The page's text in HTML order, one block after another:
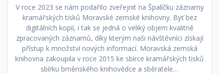
V roce 2023 se nám podařilo zveřejnit na Špalíčku záznamy
kramářských tisků Moravské zemské knihovny. Byť bez
digitálních kopií, i tak se jedná o veliký objem kvalitně
zpracovaných záznamů, díky kterým naši návštěvníci získají
přístup k množství nových informací. Moravská zemská
knihovna zakoupila v roce 2015 ke sbírce kramářských tisků
sbírku brněnského knihovědce a sběratele…